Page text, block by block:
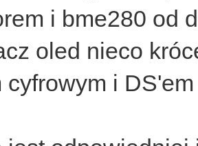
i bme280 od
oled nieco
cyfrowym i DS'em